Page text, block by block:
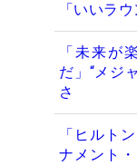
「いいラ
「未来が
だ」“メジ
さ
「ヒルト
ナメント